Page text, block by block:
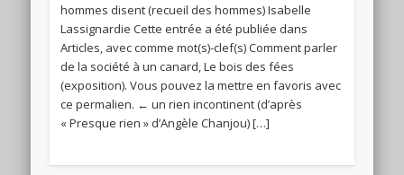
hommes disent (recueil des hommes) Isabelle
Lassignardie Cette entrée a été publiée dans
Articles, avec comme mot(s)-clef(s) Comment parler
de la société à un canard, Le bois des fées
(exposition). Vous pouvez la mettre en favoris avec
ce permalien. ← un rien incontinent (d’après
« Presque rien » d’Angèle Chanjou) […]